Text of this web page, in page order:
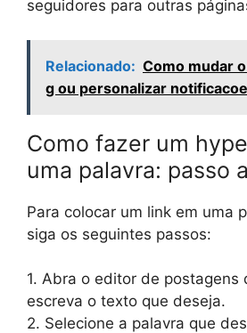
seguidores para outras
Relacionado: Como mudar
g ou personalizar
Como fazer um
uma palavra: passo
Para colocar um link em uma
siga os seguintes passos:
1. Abra o editor de postagens
escreva o texto que deseja.
2. Selecione a palavra que